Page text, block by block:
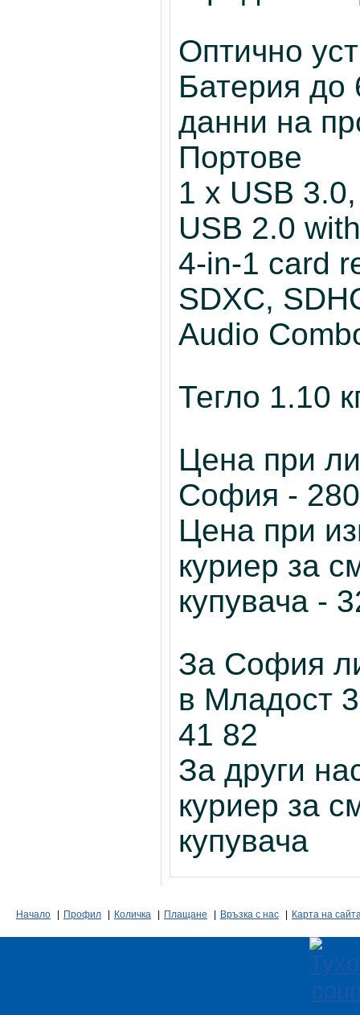
Оптично
Батерия до
данни на
Портове
1 x USB
USB 2.0
4-in-1 card
SDXC,
Audio
Тегло 1.10
Цена при
София -
Цена при
куриер за
купувача -
За София
в Младост
41 82
За други
куриер за
купувача
Начало Профил Количка Плащане Връзка с нас Карта на